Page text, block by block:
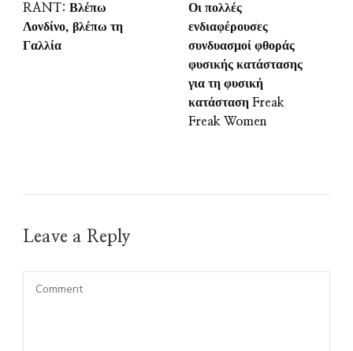
RANT: Βλέπω
Λονδίνο, βλέπω τη
Γαλλία
Οι πολλές
ενδιαφέρουσες
συνδυασμοί φθοράς
φυσικής κατάστασης
για τη φυσική
κατάσταση Freak
Freak Women
Leave a Reply